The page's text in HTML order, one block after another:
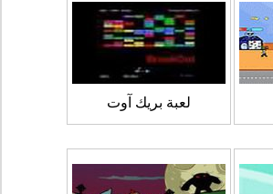
لعبة بريك آوت